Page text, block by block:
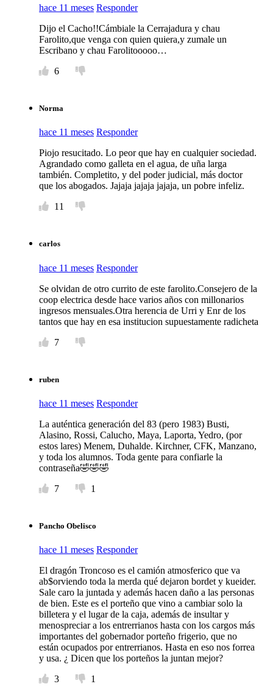
hace 11 meses Responder
Dijo el Cacho!!Cámbiale la Cerrajadura y chau
Farolito,que venga con quien quiera,y zumale un
Escribano y chau Farolitooooo…
6
Norma
hace 11 meses Responder
Piojo resucitado. Lo peor que hay en cualquier sociedad.
Agrandado como galleta en el agua, de uña larga
también. Completito, y del poder judicial, más doctor
que los abogados. Jajaja jajaja jajaja, un pobre infeliz.
11
carlos
hace 11 meses Responder
Se olvidan de otro currito de este farolito.Consejero de la
coop electrica desde hace varios años con millonarios
ingresos mensuales.Otra herencia de Urri y Enr de los
tantos que hay en esa institucion supuestamente radicheta
7
ruben
hace 11 meses Responder
La auténtica generación del 83 (pero 1983) Busti,
Alasino, Rossi, Calucho, Maya, Laporta, Yedro, (por
estos lares) Menem, Duhalde. Kirchner, CFK, Manzano,
y toda los alumnos. Toda gente para confiarle la
contraseña🤣🤣🤣
7
1
Pancho Obelisco
hace 11 meses Responder
El dragón Troncoso es el camión atmosferico que va
ab$orviendo toda la merda qué dejaron bordet y kueider.
Sale caro la juntada y además hacen daño a las personas
de bien. Este es el porteño que vino a cambiar solo la
billetera y el lugar de la caja, además de insultar y
menospreciar a los entrerrianos hasta con los cargos más
importantes del gobernador porteño frigerio, que no
están ocupados por entrerrianos. Hasta en eso nos forrea
y usa. ¿ Dicen que los porteños la juntan mejor?
3
1